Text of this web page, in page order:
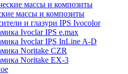
массы и композиты
и глазури IPS Ivocolor
Ivoclar IPS e.max
Ivoclar IPS InLine A-D
Noritake CZR
Noritake EX-3